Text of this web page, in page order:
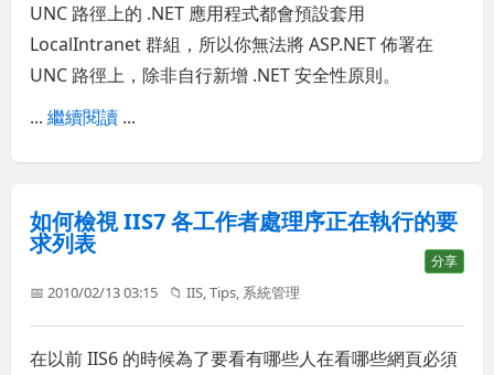
UNC 路徑上的 .NET 應用程式都會預設套用
LocalIntranet 群組，所以你無法將 ASP.NET 佈署在
UNC 路徑上，除非自行新增 .NET 安全性原則。
...繼續閱讀 ...
如何檢視 IIS7 各工作者處理序正在執行的要
求列表
分享
📅 2010/02/13 03:15 📁IIS,Tips, 系統管理
在以前 IIS6 的時候為了要看有哪些人在看哪些網頁必須